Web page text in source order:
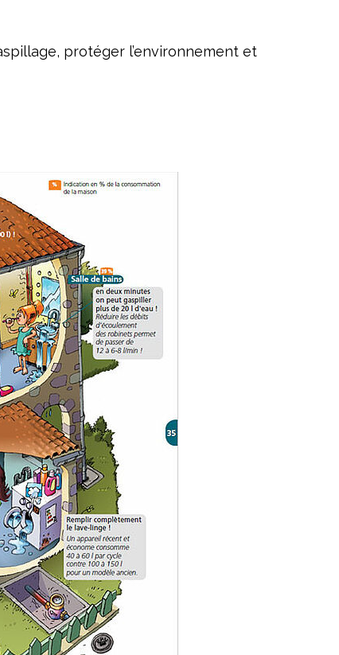
protéger l’environnement et